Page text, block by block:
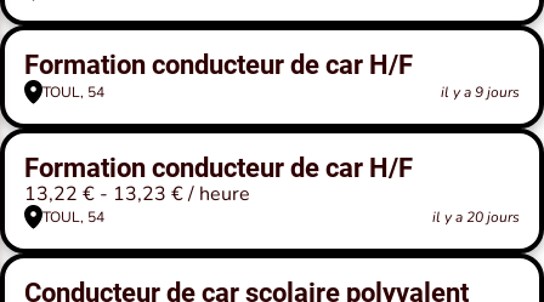
Formation conducteur de car H/F
TOUL, 54 il y a 9 jours
Formation conducteur de car H/F
13,22 € - 13,23 € / heure
TOUL, 54 il y a 20 jours
Conducteur de car scolaire polyvalent